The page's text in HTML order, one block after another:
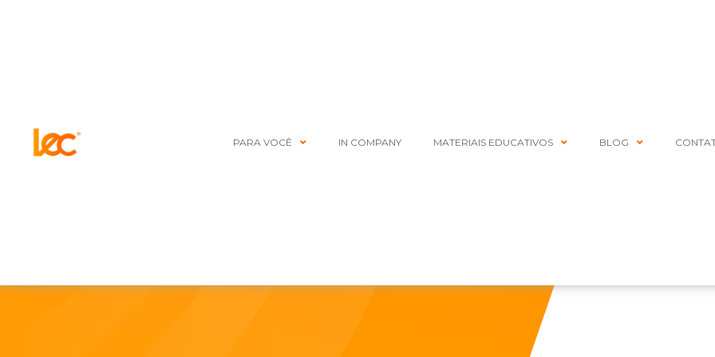
PARA VOCÊ IN COMPANY MATERIAIS EDUCATIVOS BLOG